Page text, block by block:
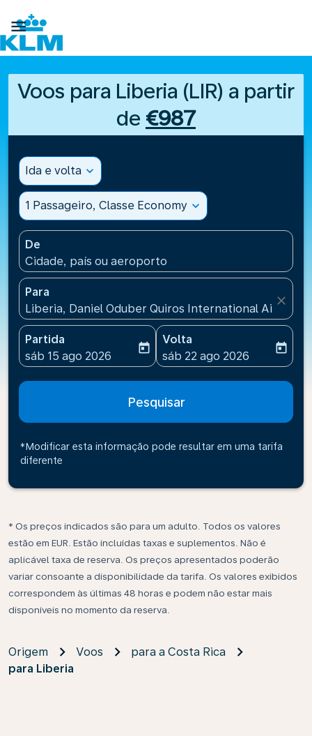

Voos para Liberia (LIR) a partir
de €987
Ida e volta expand_more
1 Passageiro, Classe Economy expand_more
De
Cidade, país ou aeroporto
Para
Liberia, Daniel Oduber Quiros International
close
Partida
fc-booking-departure-date-aria-label
sáb 15 ago 2026
today
Volta
fc-booking-return-date-
sáb 22 ago 2026
today
Pesquisar
*Modificar esta informação pode resultar em uma tarifa
diferente
* Os preços indicados são para um adulto. Todos os valores
estão em EUR. Estão incluídas taxas e suplementos. Não é
aplicável taxa de reserva. Os preços apresentados poderão
variar consoante a disponibilidade da tarifa. Os valores exibidos
correspondem às últimas 48 horas e podem não estar mais
disponíveis no momento da reserva.
Origem Voos
para a Costa Rica
para Liberia